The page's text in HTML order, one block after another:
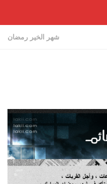
شهر الخير رمضان